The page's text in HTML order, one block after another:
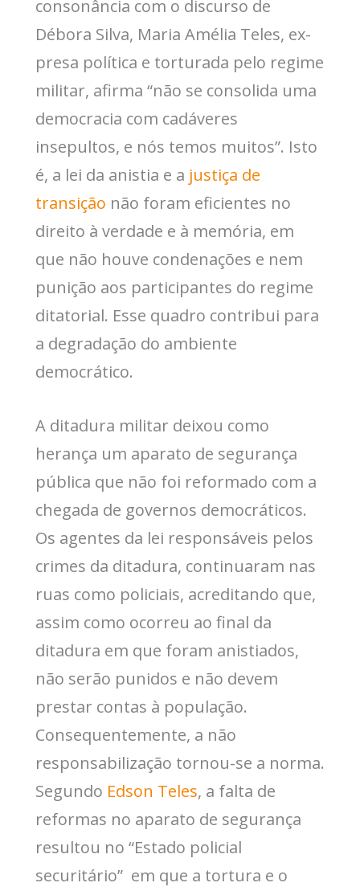
consonância com o discurso de
Débora Silva, Maria Amélia Teles, ex-
presa política e torturada pelo regime
militar, afirma “não se consolida uma
democracia com cadáveres
insepultos, e nós temos muitos”. Isto
é, a lei da anistia e a justiça de
transição não foram eficientes no
direito à verdade e à memória, em
que não houve condenações e nem
punição aos participantes do regime
ditatorial. Esse quadro contribui para
a degradação do ambiente
democrático.
A ditadura militar deixou como
herança um aparato de segurança
pública que não foi reformado com a
chegada de governos democráticos.
Os agentes da lei responsáveis pelos
crimes da ditadura, continuaram nas
ruas como policiais, acreditando que,
assim como ocorreu ao final da
ditadura em que foram anistiados,
não serão punidos e não devem
prestar contas à população.
Consequentemente, a não
responsabilização tornou-se a norma.
Segundo Edson Teles, a falta de
reformas no aparato de segurança
resultou no “Estado policial
securitário” em que a tortura e o